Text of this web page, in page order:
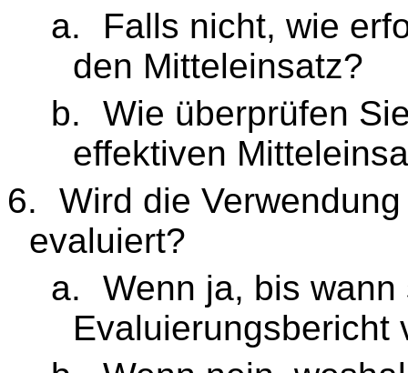
a.
Falls nicht, wie
den Mitteleinsatz?
b.
Wie überprüfen
effektiven
6.
Wird die
evaluiert?
a.
Wenn ja, bis
Evaluierungsbericht